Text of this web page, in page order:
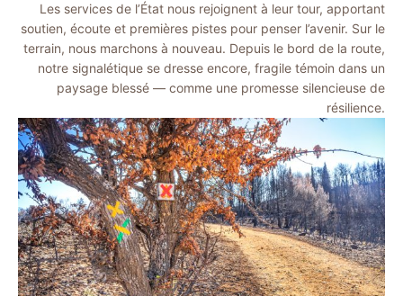
Les services de l’État nous rejoignent à leur tour, apportant
soutien, écoute et premières pistes pour penser l’avenir. Sur le
terrain, nous marchons à nouveau. Depuis le bord de la route,
notre signalétique se dresse encore, fragile témoin dans un
paysage blessé — comme une promesse silencieuse de
résilience.